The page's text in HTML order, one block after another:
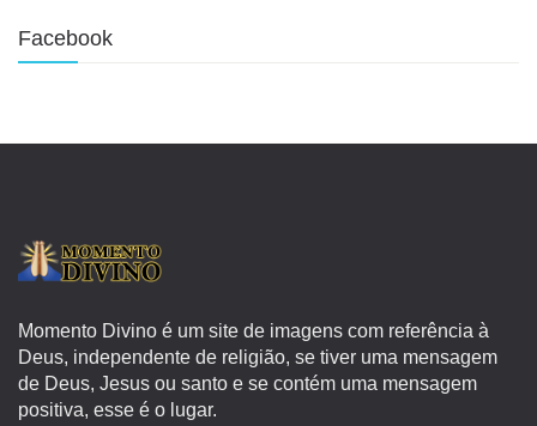
Facebook
Momento Divino é um site de imagens com referência à
Deus, independente de religião, se tiver uma mensagem
de Deus, Jesus ou santo e se contém uma mensagem
positiva, esse é o lugar.